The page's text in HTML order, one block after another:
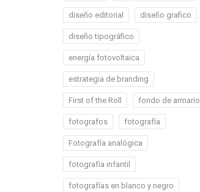
diseño editorial diseño grafico
diseño tipográfico
energía fotovoltaica
estrategia de branding
First of the Roll fondo de armario
fotografos fotografía
Fotografía analógica
fotografía infantil
fotografías en blanco y negro